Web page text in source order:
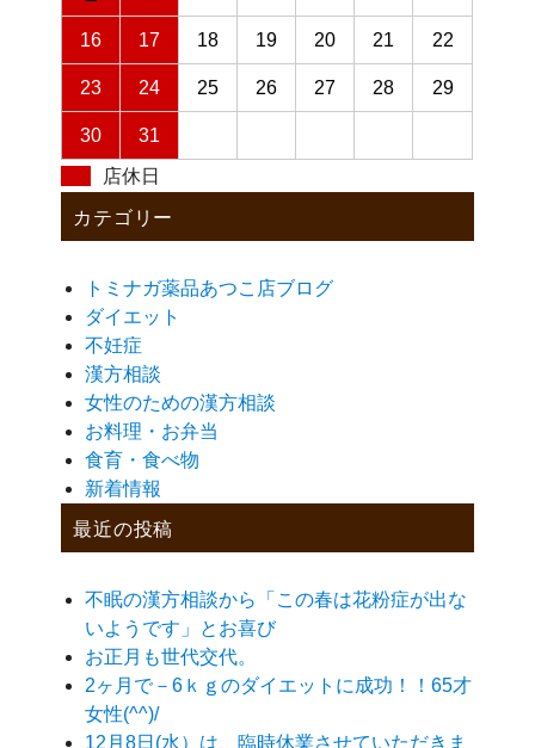
16 17 18 19 20 21 22
23 24 25 26 27 28 29
30
31
店休日
カテゴリー
トミナガ薬品あつこ店ブログ
ダイエット
不妊症
漢方相談
女性のための漢方相談
お料理・お弁当
食育・食べ物
新着情報
最近の投稿
不眠の漢方相談から「この春は花粉症が出な
いようです」とお喜び
お正月も世代交代。
2ヶ月で－6ｋｇのダイエットに成功！！65才
女性(^^)/
12月8日(水）は、臨時休業させていただきま